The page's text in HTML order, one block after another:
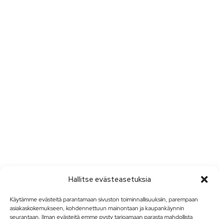
Hallitse evästeasetuksia
Käytämme evästeitä parantamaan sivuston toiminnallisuuksiin, parempaan
asiakaskokemukseen, kohdennettuun mainontaan ja kaupankäynnin
seurantaan. Ilman evästeitä emme pysty tarjoamaan parasta mahdollista